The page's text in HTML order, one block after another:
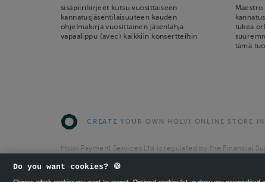
sisäpiirikirjeet kutsu vuosittaiseen
kannatusjäsentilaisuuteen kauden
ohjelmakirja vuosittainen jäsenlahja
vapaalippu (avec) kaikkiin konsertteihin
tukea
tämä
CREATE YOUR OWN HOLVI ONLINE STORE IN
Holvi Payment Services Ltd is regulated by the Financial
Do you want cookies? 🍪